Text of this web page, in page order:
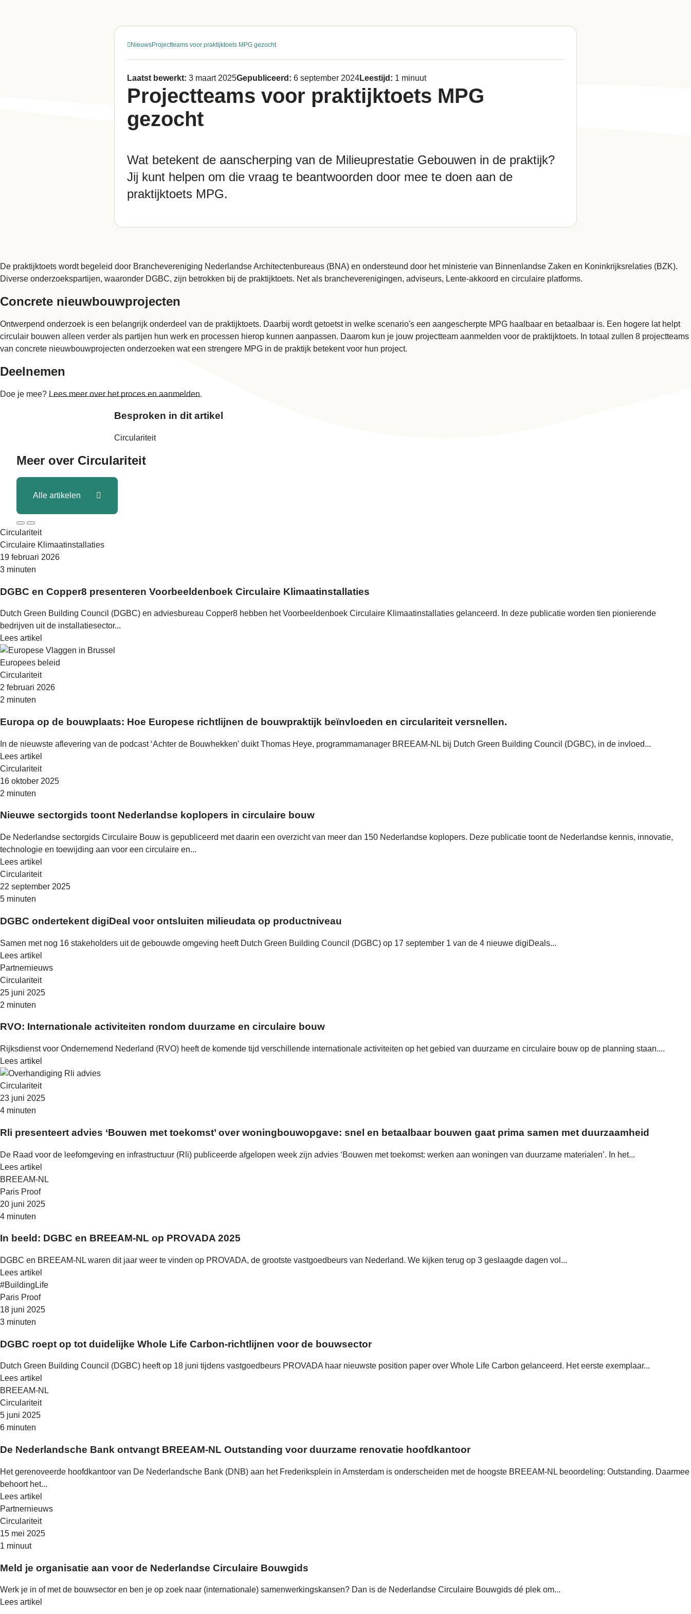
NieuwsProjectteams voor praktijktoets MPG gezocht
Laatst bewerkt: 3 maart 2025Gepubliceerd: 6 september 2024Leestijd: 1 minuut
Projectteams voor praktijktoets MPG
gezocht
Wat betekent de aanscherping van de Milieuprestatie Gebouwen in de praktijk?
Jij kunt helpen om die vraag te beantwoorden door mee te doen aan de
praktijktoets MPG.
De praktijktoets wordt begeleid door Branchevereniging Nederlandse Architectenbureaus (BNA) en ondersteund door het ministerie van Binnenlandse Zaken en Koninkrijksrelaties (BZK).
Diverse onderzoekspartijen, waaronder DGBC, zijn betrokken bij de praktijktoets. Net als brancheverenigingen, adviseurs, Lente-akkoord en circulaire platforms.
Concrete nieuwbouwprojecten
Ontwerpend onderzoek is een belangrijk onderdeel van de praktijktoets. Daarbij wordt getoetst in welke scenario's een aangescherpte MPG haalbaar en betaalbaar is. Een hogere lat helpt
circulair bouwen alleen verder als partijen hun werk en processen hierop kunnen aanpassen. Daarom kun je jouw projectteam aanmelden voor de praktijktoets. In totaal zullen 8 projectteams
van concrete nieuwbouwprojecten onderzoeken wat een strengere MPG in de praktijk betekent voor hun project.
Deelnemen
Doe je mee? Lees meer over het proces en aanmelden.
Besproken in dit artikel
Circulariteit
Meer over Circulariteit
Alle artikelen
Circulariteit
Circulaire Klimaatinstallaties
19 februari 2026
3 minuten
DGBC en Copper8 presenteren Voorbeeldenboek Circulaire Klimaatinstallaties
Dutch Green Building Council (DGBC) en adviesbureau Copper8 hebben het Voorbeeldenboek Circulaire Klimaatinstallaties gelanceerd. In deze publicatie worden tien pionierende
bedrijven uit de installatiesector...
Lees artikel
Europees beleid
Circulariteit
2 februari 2026
2 minuten
Europa op de bouwplaats: Hoe Europese richtlijnen de bouwpraktijk beïnvloeden en circulariteit versnellen.
In de nieuwste aflevering van de podcast ‘Achter de Bouwhekken’ duikt Thomas Heye, programmamanager BREEAM‑NL bij Dutch Green Building Council (DGBC), in de invloed...
Lees artikel
Circulariteit
16 oktober 2025
2 minuten
Nieuwe sectorgids toont Nederlandse koplopers in circulaire bouw
De Nederlandse sectorgids Circulaire Bouw is gepubliceerd met daarin een overzicht van meer dan 150 Nederlandse koplopers. Deze publicatie toont de Nederlandse kennis, innovatie,
technologie en toewijding aan voor een circulaire en...
Lees artikel
Circulariteit
22 september 2025
5 minuten
DGBC ondertekent digiDeal voor ontsluiten milieudata op productniveau
Samen met nog 16 stakeholders uit de gebouwde omgeving heeft Dutch Green Building Council (DGBC) op 17 september 1 van de 4 nieuwe digiDeals...
Lees artikel
Partnernieuws
Circulariteit
25 juni 2025
2 minuten
RVO: Internationale activiteiten rondom duurzame en circulaire bouw
Rijksdienst voor Ondernemend Nederland (RVO) heeft de komende tijd verschillende internationale activiteiten op het gebied van duurzame en circulaire bouw op de planning staan....
Lees artikel
Circulariteit
23 juni 2025
4 minuten
Rli presenteert advies ‘Bouwen met toekomst’ over woningbouwopgave: snel en betaalbaar bouwen gaat prima samen met duurzaamheid
De Raad voor de leefomgeving en infrastructuur (Rli) publiceerde afgelopen week zijn advies ‘Bouwen met toekomst: werken aan woningen van duurzame materialen’. In het...
Lees artikel
BREEAM-NL
Paris Proof
20 juni 2025
4 minuten
In beeld: DGBC en BREEAM-NL op PROVADA 2025
DGBC en BREEAM-NL waren dit jaar weer te vinden op PROVADA, de grootste vastgoedbeurs van Nederland. We kijken terug op 3 geslaagde dagen vol...
Lees artikel
#BuildingLife
Paris Proof
18 juni 2025
3 minuten
DGBC roept op tot duidelijke Whole Life Carbon-richtlijnen voor de bouwsector
Dutch Green Building Council (DGBC) heeft op 18 juni tijdens vastgoedbeurs PROVADA haar nieuwste position paper over Whole Life Carbon gelanceerd. Het eerste exemplaar...
Lees artikel
BREEAM-NL
Circulariteit
5 juni 2025
6 minuten
De Nederlandsche Bank ontvangt BREEAM-NL Outstanding voor duurzame renovatie hoofdkantoor
Het gerenoveerde hoofdkantoor van De Nederlandsche Bank (DNB) aan het Frederiksplein in Amsterdam is onderscheiden met de hoogste BREEAM-NL beoordeling: Outstanding. Daarmee
behoort het...
Lees artikel
Partnernieuws
Circulariteit
15 mei 2025
1 minuut
Meld je organisatie aan voor de Nederlandse Circulaire Bouwgids
Werk je in of met de bouwsector en ben je op zoek naar (internationale) samenwerkingskansen? Dan is de Nederlandse Circulaire Bouwgids dé plek om...
Lees artikel